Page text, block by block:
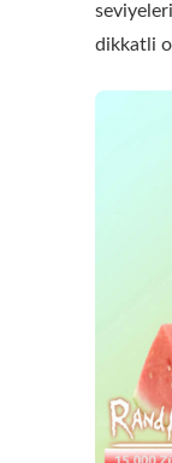
dikkatli